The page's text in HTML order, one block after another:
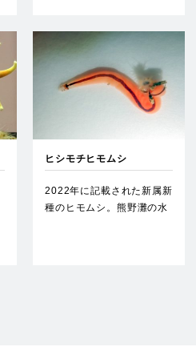
ヒシモチヒモムシ
2022年に記載された新属新
種のヒモムシ。熊野灘の水